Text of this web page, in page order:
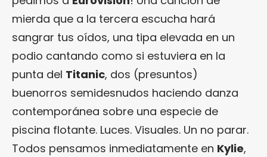
mierda que a la tercera escucha hará
sangrar tus oídos, una tipa elevada en un
podio cantando como si estuviera en la
punta del Titanic, dos (presuntos)
buenorros semidesnudos haciendo danza
contemporánea sobre una especie de
piscina flotante. Luces. Visuales. Un no parar.
Todos pensamos inmediatamente en Kylie,